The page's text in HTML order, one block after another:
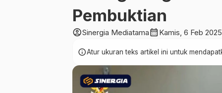
Pembuktian
account_circleSinergia Mediatamacalendar_month Kamis, 6 Feb 2025
infoAtur ukuran teks artikel ini untuk